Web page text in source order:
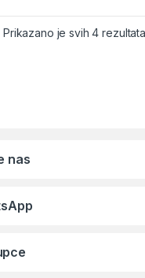
Prikazano je svih 4 rezultata
nas